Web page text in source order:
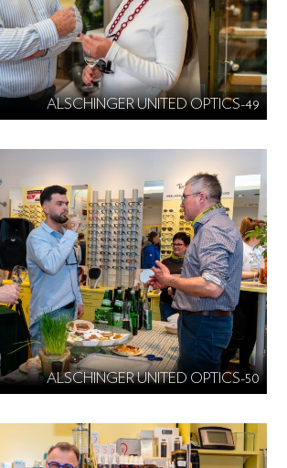
ALSCHINGER UNITED OPTICS-49
ALSCHINGER UNITED OPTICS-50